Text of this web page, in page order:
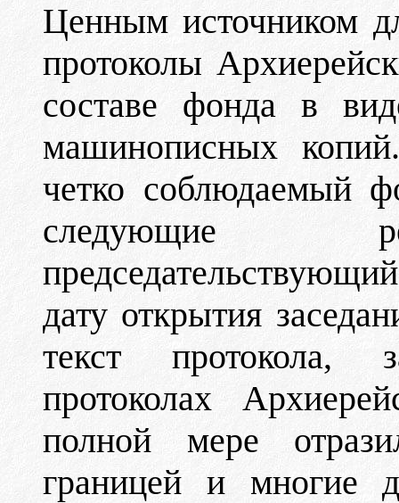
Ценным источником
протоколы
составе фонда в
машинописных
четко соблюдаемый
следующие
дату открытия
текст протокола,
протоколах
полной мере
границей и многие